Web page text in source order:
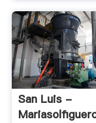
San Luis -